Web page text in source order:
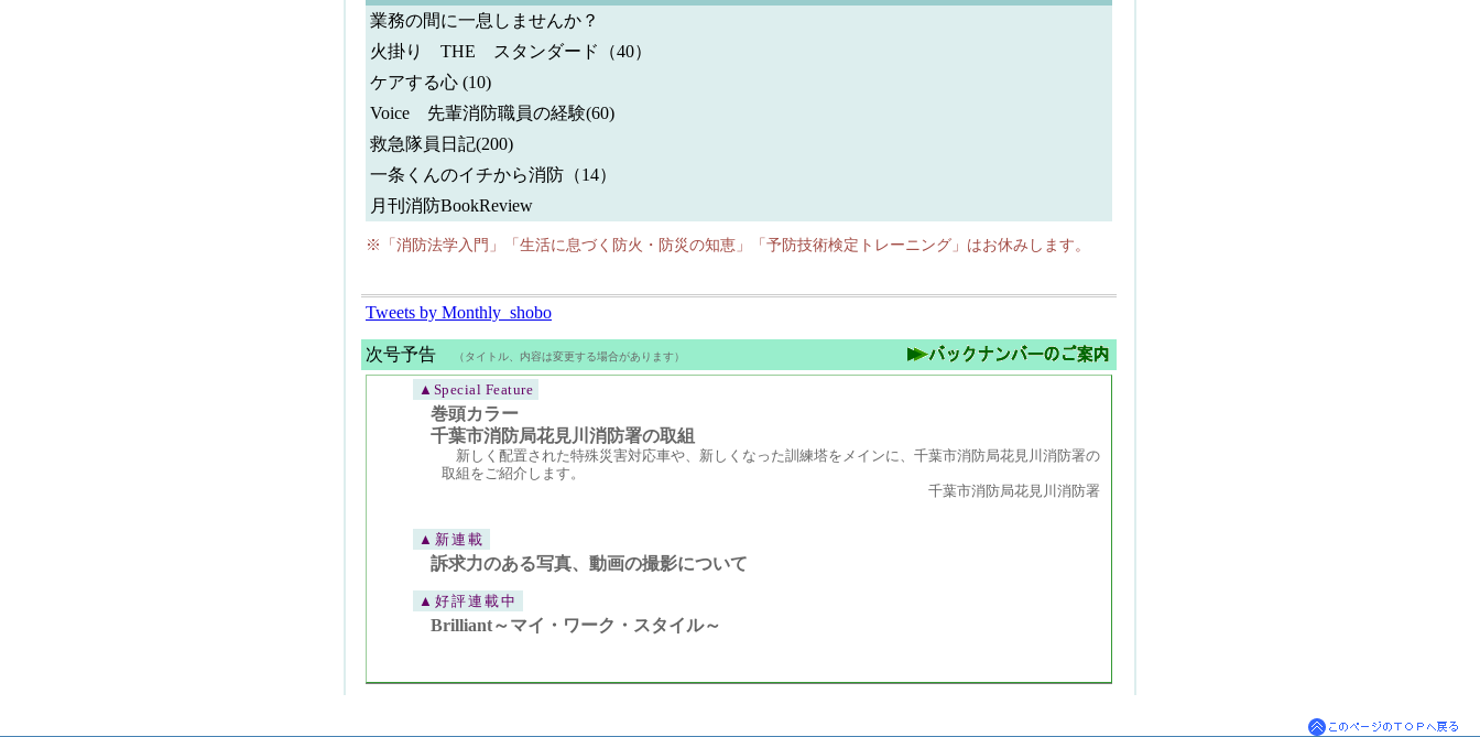
業務の間に一息しませんか？
火掛り THE スタンダード（40）
ケアする心 (10)
Voice 先輩消防職員の経験(60)
救急隊員日記(200)
一条くんのイチから消防（14）
月刊消防BookReview
※「消防法学入門」「生活に息づく防火・防災の知恵」「予防技術検定トレーニング」はお休みします。
Tweets by Monthly_shobo
次号予告 （タイトル、内容は変更する場合があります）
▲Special Feature
巻頭カラー
千葉市消防局花見川消防署の取組
新しく配置された特殊災害対応車や、新しくなった訓練塔をメインに、千葉市消防局花見川消防署の
取組をご紹介します。
千葉市消防局花見川消防署
▲新連載
訴求力のある写真、動画の撮影について
▲好評連載中
Brilliant～マイ・ワーク・スタイル～